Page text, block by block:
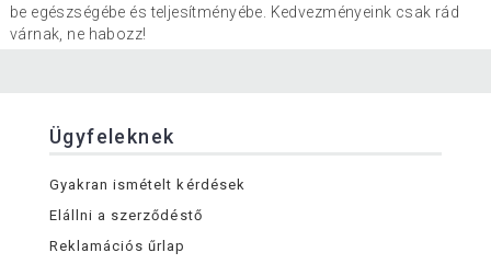
be egészségébe és teljesítményébe. Kedvezményeink csak rád
várnak, ne habozz!
Ügyfeleknek
Gyakran ismételt kérdések
Elállni a szerződéstő
Reklamációs űrlap